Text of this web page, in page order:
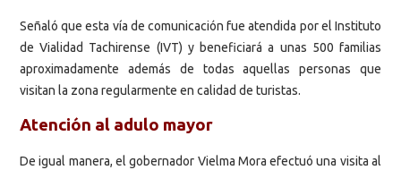
Señaló que esta vía de comunicación fue atendida por el Instituto
de Vialidad Tachirense (IVT) y beneficiará a unas 500 familias
aproximadamente además de todas aquellas personas que
visitan la zona regularmente en calidad de turistas.
Atención al adulo mayor
De igual manera, el gobernador Vielma Mora efectuó una visita al